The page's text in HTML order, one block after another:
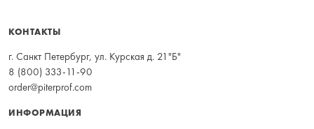
КОНТАКТЫ
г. Санкт Петербург, ул. Курская д. 21"Б"
8 (800) 333-11-90
order@piterprof.com
ИНФОРМАЦИЯ